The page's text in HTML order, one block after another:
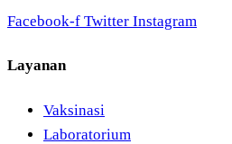
Facebook-f Twitter Instagram
Layanan
Vaksinasi
Laboratorium